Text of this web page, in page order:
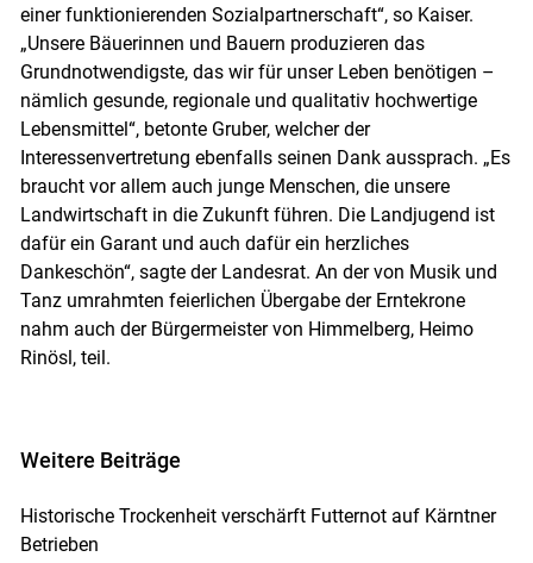
einer funktionierenden Sozialpartnerschaft“, so Kaiser.
„Unsere Bäuerinnen und Bauern produzieren das
Grundnotwendigste, das wir für unser Leben benötigen –
nämlich gesunde, regionale und qualitativ hochwertige
Lebensmittel“, betonte Gruber, welcher der
Interessenvertretung ebenfalls seinen Dank aussprach. „Es
braucht vor allem auch junge Menschen, die unsere
Landwirtschaft in die Zukunft führen. Die Landjugend ist
dafür ein Garant und auch dafür ein herzliches
Dankeschön“, sagte der Landesrat. An der von Musik und
Tanz umrahmten feierlichen Übergabe der Erntekrone
nahm auch der Bürgermeister von Himmelberg, Heimo
Rinösl, teil.
Weitere Beiträge
Historische Trockenheit verschärft Futternot auf Kärntner
Betrieben